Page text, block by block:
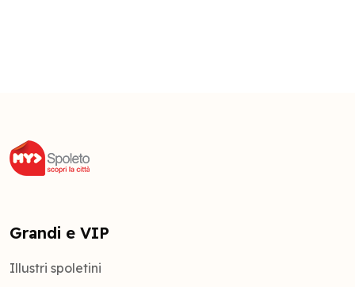
Grandi e VIP
Illustri spoletini